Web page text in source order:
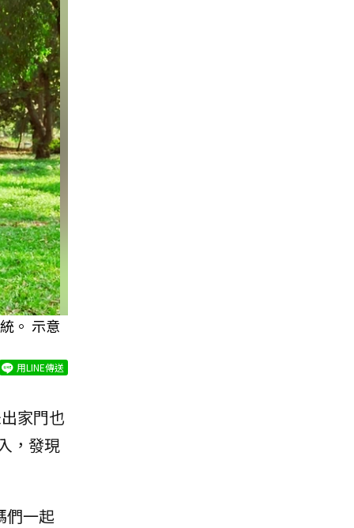
。 示意
用LINE傳送
家門也
，發現
們一起